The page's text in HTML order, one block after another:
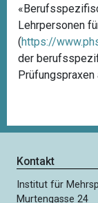
Lehrpersonen
(https://
der
Kontakt
Institut für
Murtengasse 24